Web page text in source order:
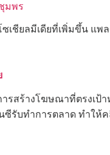
มพร
ยลมีเดียที่เพิ่มขึ้น แพลต
รสร้างโฆษณาที่ตรงเป้
ซีรับทำการตลาด ทำให้